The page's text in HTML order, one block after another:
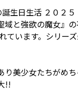
生日生活 ２０２５
と強欲の魔女』
ています。シリー
り美少女たちがめ
!!